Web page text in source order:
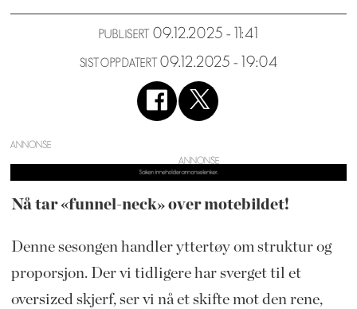
PUBLISERT 09.12.2025 - 11:41
SIST OPPDATERT 09.12.2025 - 19:04
ANNONSE
Nå tar «funnel-neck» over motebildet!
Denne sesongen handler yttertøy om struktur og
proporsjon. Der vi tidligere har sverget til et
oversized skjerf, ser vi nå et skifte mot den rene,